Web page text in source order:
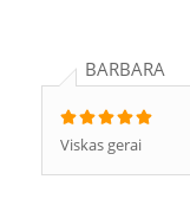
BARBARA
Viskas gerai